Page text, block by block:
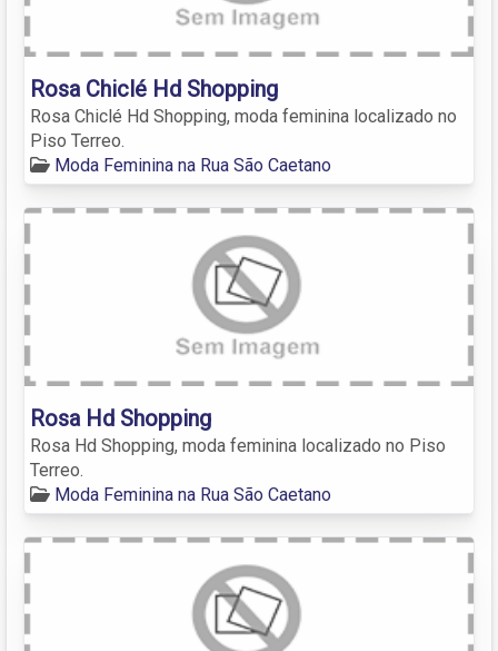
Rosa Chiclé Hd Shopping
Rosa Chiclé Hd Shopping, moda feminina localizado no
Piso Terreo.
Moda Feminina na Rua São Caetano
Rosa Hd Shopping
Rosa Hd Shopping, moda feminina localizado no Piso
Terreo.
Moda Feminina na Rua São Caetano